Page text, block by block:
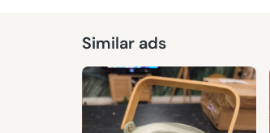
Similar ads